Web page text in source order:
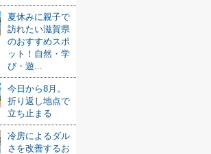
夏休みに親子で
訪れたい滋賀県
のおすすめスポ
ット！自然・学
び・遊...
今日から8月。
折り返し地点で
立ち止まる
冷房によるダル
さを改善するお